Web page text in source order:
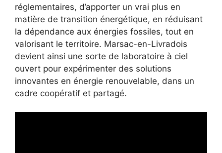
réglementaires, d’apporter un vrai plus en
matière de transition énergétique, en réduisant
la dépendance aux énergies fossiles, tout en
valorisant le territoire. Marsac-en-Livradois
devient ainsi une sorte de laboratoire à ciel
ouvert pour expérimenter des solutions
innovantes en énergie renouvelable, dans un
cadre coopératif et partagé.